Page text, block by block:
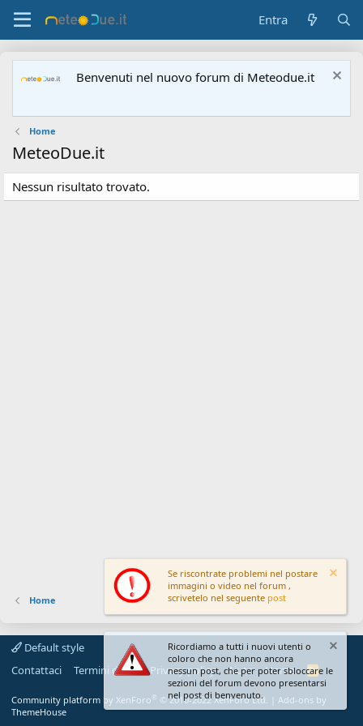
Entra
Benvenuti nel nuovo forum di Meteodue.it
Home
MeteoDue.it
Nessun risultato trovato.
Home
Default style
Contattaci
Termini d'uso Privacy policy Aiuto Home
R
S
Community platform by XenForo® © 2010-2022 XenForo Ltd.
Add-ons by
ThemeHouse
Se riscontrate problemi nel postare
immagini o video nel forum ,
scrivetelo nel seguente post
Ricordiamo a tutti i nuovi utenti o
coloro che non hanno ancora
nessun post, che per poter sbloccare le
sezioni del forum devono presentarsi
nel post di benvenuto.